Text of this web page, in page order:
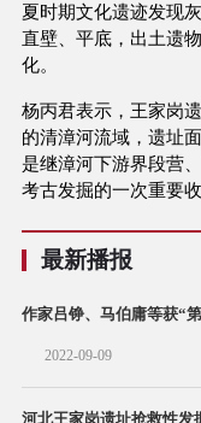
夏时期文化遗迹发现
直壁、平底，出土遗
化。
杨丙君表示，王家岗
的清漳河流域，遗址
是继漳河下游界段营
考古发掘的一次重要
最新播报
作家吕铮、马伯庸等获“
2022-09-09
河北王家岗遗址抢救性发